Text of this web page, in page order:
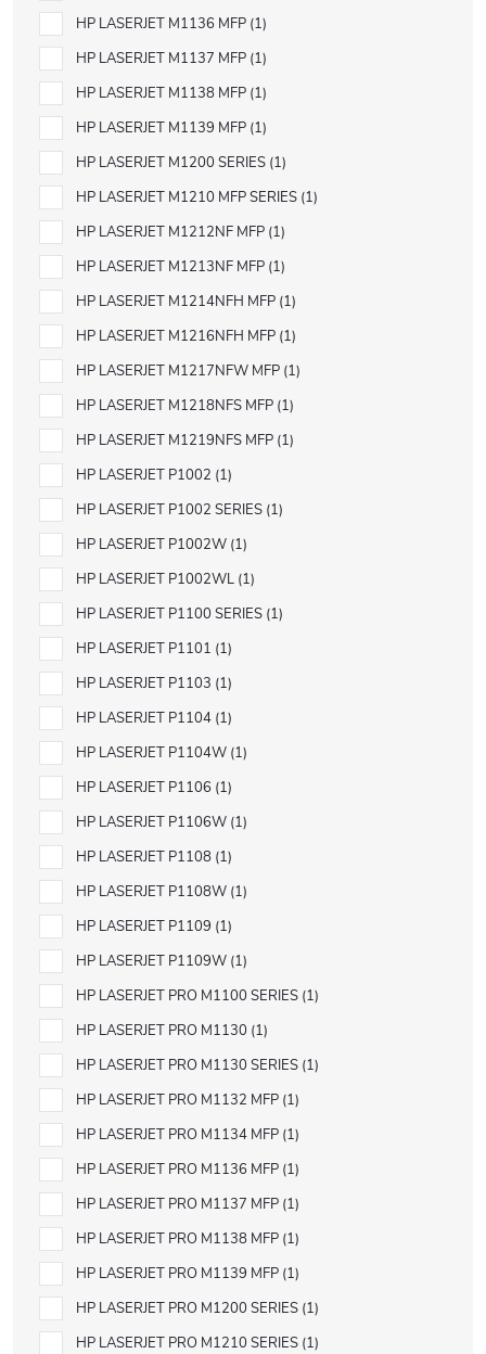
HP LASERJET M1136 MFP 1
HP LASERJET M1137 MFP 1
HP LASERJET M1138 MFP 1
HP LASERJET M1139 MFP 1
HP LASERJET M1200 SERIES 1
HP LASERJET M1210 MFP SERIES 1
HP LASERJET M1212NF MFP 1
HP LASERJET M1213NF MFP 1
HP LASERJET M1214NFH MFP 1
HP LASERJET M1216NFH MFP 1
HP LASERJET M1217NFW MFP 1
HP LASERJET M1218NFS MFP 1
HP LASERJET M1219NFS MFP 1
HP LASERJET P1002 1
HP LASERJET P1002 SERIES 1
HP LASERJET P1002W 1
HP LASERJET P1002WL 1
HP LASERJET P1100 SERIES 1
HP LASERJET P1101 1
HP LASERJET P1103 1
HP LASERJET P1104 1
HP LASERJET P1104W 1
HP LASERJET P1106 1
HP LASERJET P1106W 1
HP LASERJET P1108 1
HP LASERJET P1108W 1
HP LASERJET P1109 1
HP LASERJET P1109W 1
HP LASERJET PRO M1100 SERIES 1
HP LASERJET PRO M1130 1
HP LASERJET PRO M1130 SERIES 1
HP LASERJET PRO M1132 MFP 1
HP LASERJET PRO M1134 MFP 1
HP LASERJET PRO M1136 MFP 1
HP LASERJET PRO M1137 MFP 1
HP LASERJET PRO M1138 MFP 1
HP LASERJET PRO M1139 MFP 1
HP LASERJET PRO M1200 SERIES 1
HP LASERJET PRO M1210 SERIES 1